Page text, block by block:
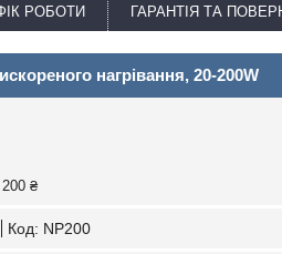
РОБОТИ ГАРАНТІЯ ТА
нагрівання, 20-200W
₴
Код: NP200